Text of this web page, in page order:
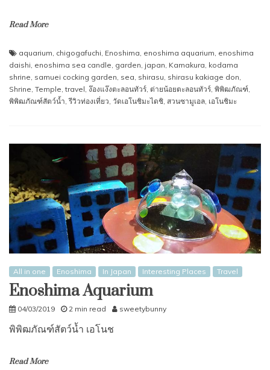
Read More
aquarium, chigogafuchi, Enoshima, enoshima aquarium, enoshima
daishi, enoshima sea candle, garden, japan, Kamakura, kodama
shrine, samuei cocking garden, sea, shirasu, shirasu kakiage don,
Shrine, Temple,travel, ง๊องแง๊งตะลอนทัวร์, ต่ายน้อยตะลอนทัวร์, พิพิฒภัณฑ์,
พิพิฒภัณฑ์สัตว์นํ้า,รีวิวท่องเที่ยว, วัดเอโนชิมะไดชิ, สวนซามูเอล, เอโนชิมะ
All in one Enoshima In Japan Interesting Places Travel
Enoshima Aquarium
04/03/2019 2 min read sweetybunny
พิพิฒภัณฑ์สัตว์นํ้า เอโนช
Read More